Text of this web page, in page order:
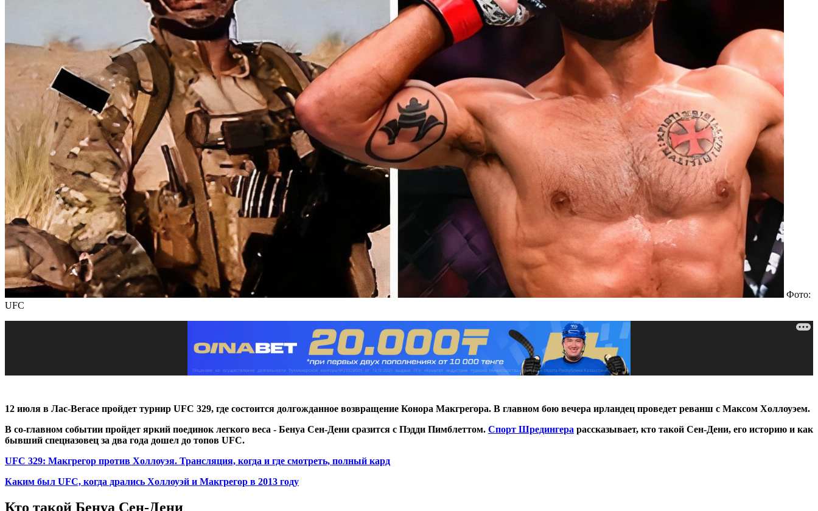
Фото:
UFC
12 июля в Лас-Вегасе пройдет турнир UFC 329, где состоится долгожданное возвращение Конора Макгрегора. В главном бою вечера ирландец проведет реванш с Максом Холлоуэем.
В со-главном событии пройдет яркий поединок легкого веса - Бенуа Сен-Дени сразится с Пэдди Пимблеттом. Спорт Шредингера рассказывает, кто такой Сен-Дени, его историю и как
бывший спецназовец за два года дошел до топов UFC.
UFC 329: Макгрегор против Холлоуэя. Трансляция, когда и где смотреть, полный кард
Каким был UFC, когда дрались Холлоуэй и Макгрегор в 2013 году
Кто такой Бенуа Сен-Дени